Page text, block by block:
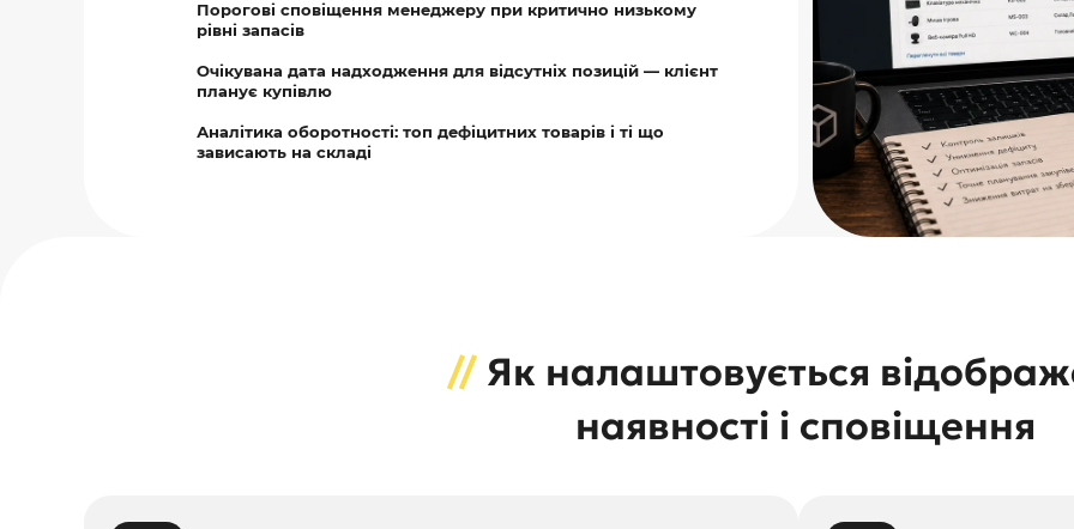
Порогові сповіщення менеджеру при критично низькому
рівні запасів
Очікувана дата надходження для відсутніх позицій — клієнт
планує купівлю
Аналітика оборотності: топ дефіцитних товарів і ті що
зависають на складі
//Як налаштовується
наявності і сповіщення